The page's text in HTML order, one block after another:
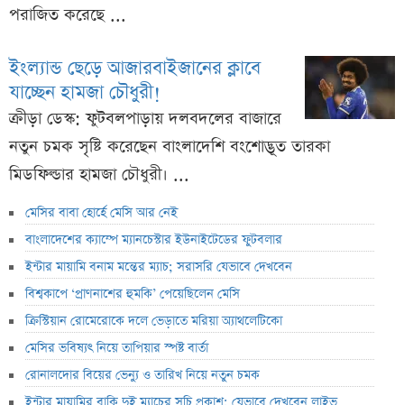
পরাজিত করেছে ...
ইংল্যান্ড ছেড়ে আজারবাইজানের ক্লাবে
যাচ্ছেন হামজা চৌধুরী!
ক্রীড়া ডেস্ক: ফুটবলপাড়ায় দলবদলের বাজারে
নতুন চমক সৃষ্টি করেছেন বাংলাদেশি বংশোদ্ভূত তারকা
মিডফিল্ডার হামজা চৌধুরী। ...
মেসির বাবা হোর্হে মেসি আর নেই
বাংলাদেশের ক্যাম্পে ম্যানচেস্টার ইউনাইটেডের ফুটবলার
ইন্টার মায়ামি বনাম মন্তের ম্যাচ; সরাসরি যেভাবে দেখবেন
বিশ্বকাপে ‘প্রাণনাশের হুমকি’ পেয়েছিলেন মেসি
ক্রিস্টিয়ান রোমেরোকে দলে ভেড়াতে মরিয়া অ্যাথলেটিকো
মেসির ভবিষ্যৎ নিয়ে তাপিয়ার স্পষ্ট বার্তা
রোনালদোর বিয়ের ভেন্যু ও তারিখ নিয়ে নতুন চমক